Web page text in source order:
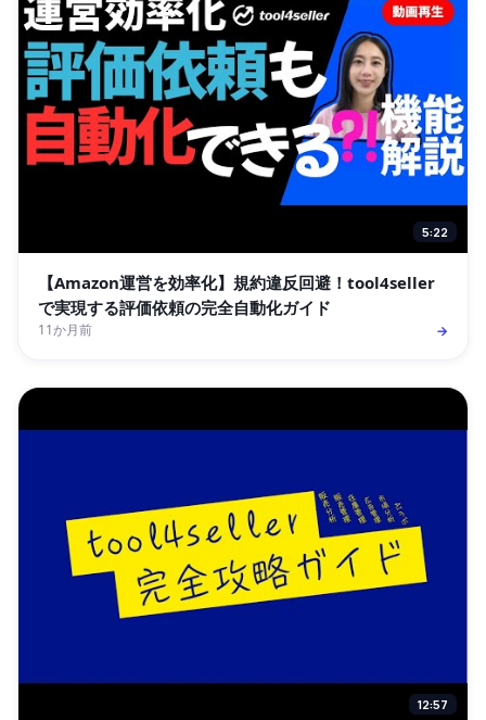
5:22
【Amazon運営を効率化】規約違反回避！tool4seller
で実現する評価依頼の完全自動化ガイド
11か月前 →
12:57